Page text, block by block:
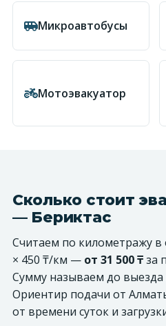
Микроавтобусы
Мотоэвакуатор
Сколько стоит
— Бериктас
Считаем по километражу в
× 450 ₸/км — от 31 500 ₸за
Сумму называем до выезда
Ориентир подачи от
от времени суток и